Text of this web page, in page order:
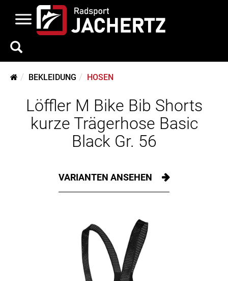
BEKLEIDUNG HOSEN
Löffler M Bike Bib Shorts
kurze Trägerhose Basic
Black Gr. 56
VARIANTEN ANSEHEN